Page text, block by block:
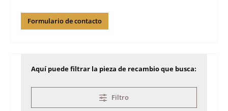
Formulario de contacto
Aquí puede filtrar la pieza de recambio que busca:
Filtro